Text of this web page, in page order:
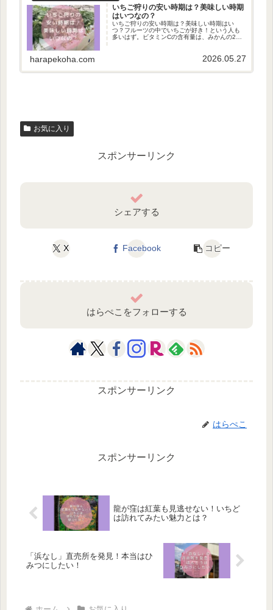
いちご狩りの安い時期は？美味しい時期
はいつなの？
いちご狩りの安い時期は？美味しい時期はい
つ？フルーツの中でいちごが好き！という人も
多いはず。ビタミンCの含有量は、みかんの2倍
狩りの安い時期、美味しい時期をご紹介しま
harapekoha.com 2026.05.27
お気に入り
スポンサーリンク
シェアする
X Facebook コピー
はらぺこをフォローする
スポンサーリンク
はらぺこ
スポンサーリンク
龍が窪は紅葉も見逃せない！いちど
は訪れてみたい魅力とは？
「浜なし」直売所を発見！本当はひ
みつにしたい！